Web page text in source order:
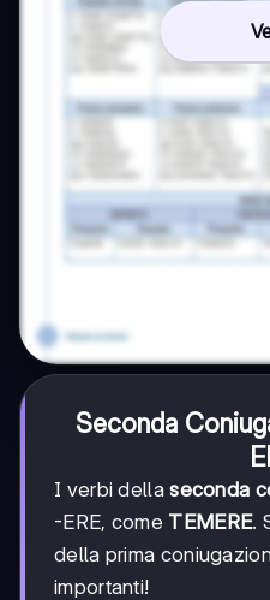
Seconda
I verbi dellaseconda
-ERE, come TEMERE.
della prima
importanti!